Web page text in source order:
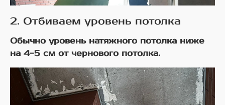
2. Отбиваем уровень потолка
Обычно уровень натяжного потолка ниже
на 4-5 см от чернового потолка.